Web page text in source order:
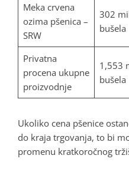
Meka crvena
ozima pšenica –
SRW
302
bušela
Privatna
procena ukupne
proizvodnje
1,553
bušela
Ukoliko cena pšenice
do kraja trgovanja, to bi
promenu kratkoročnog